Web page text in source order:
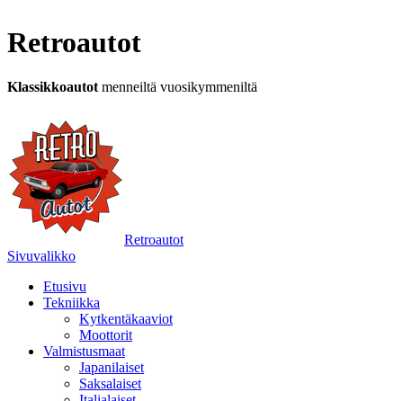
Retroautot
Klassikkoautot menneiltä vuosikymmeniltä
Retroautot
Sivuvalikko
Etusivu
Tekniikka
Kytkentäkaaviot
Moottorit
Valmistusmaat
Japanilaiset
Saksalaiset